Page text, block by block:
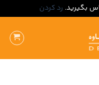
بگیرید. رد کردن